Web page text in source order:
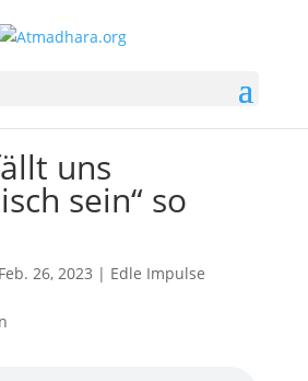
uns
sein“ so
Feb. 26, 2023 | Edle Impulse